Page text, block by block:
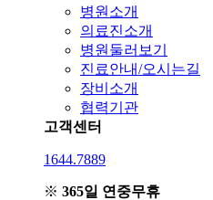
병원소개
의료진소개
병원둘러보기
진료안내/오시는길
장비소개
협력기관
고객센터
1644.7889
※ 365일 연중무휴